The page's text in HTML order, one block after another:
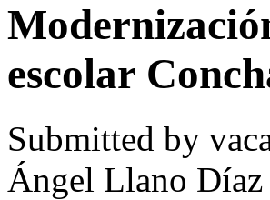
escolar
Submitted by
Ángel Llano Díaz